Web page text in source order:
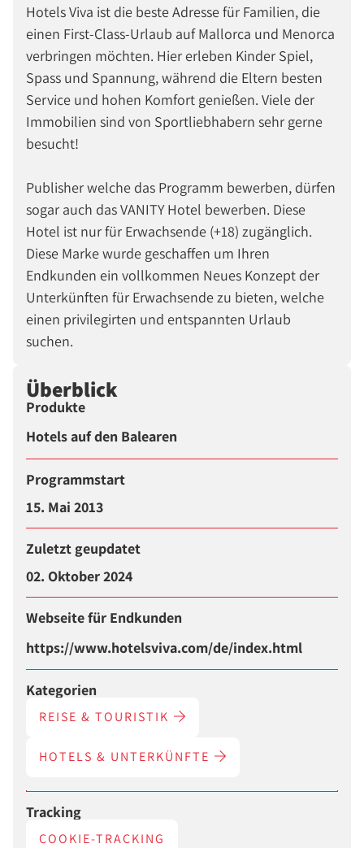
Hotels Viva ist die beste Adresse für Familien, die
einen First-Class-Urlaub auf Mallorca und Menorca
verbringen möchten. Hier erleben Kinder Spiel,
Spass und Spannung, während die Eltern besten
Service und hohen Komfort genießen. Viele der
Immobilien sind von Sportliebhabern sehr gerne
besucht!
Publisher welche das Programm bewerben, dürfen
sogar auch das VANITY Hotel bewerben. Diese
Hotel ist nur für Erwachsende (+18) zugänglich.
Diese Marke wurde geschaffen um Ihren
Endkunden ein vollkommen Neues Konzept der
Unterkünften für Erwachsende zu bieten, welche
einen privilegirten und entspannten Urlaub
suchen.
Überblick
Produkte
Hotels auf den Balearen
Programmstart
15. Mai 2013
Zuletzt geupdatet
02. Oktober 2024
Webseite für Endkunden
https://www.hotelsviva.com/de/index.html
Kategorien
REISE & TOURISTIK
HOTELS & UNTERKÜNFTE
Tracking
COOKIE-TRACKING